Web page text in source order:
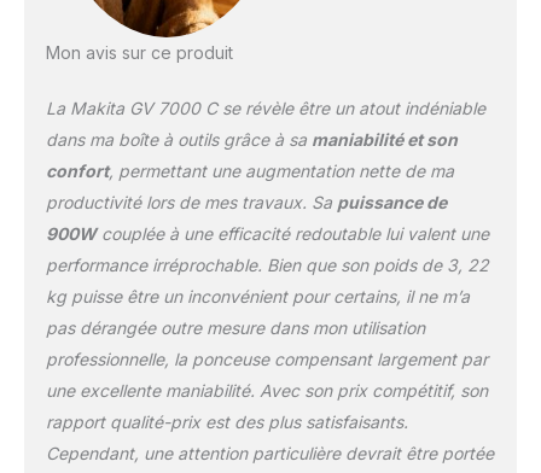
Mon avis sur ce produit
La Makita GV 7000 C se révèle être un atout indéniable
dans ma boîte à outils grâce à sa maniabilité et son
confort, permettant une augmentation nette de ma
productivité lors de mes travaux. Sa puissance de
900Wcouplée à une efficacité redoutable lui valent une
performance irréprochable. Bien que son poids de 3, 22
kg puisse être un inconvénient pour certains, il ne m’a
pas dérangée outre mesure dans mon utilisation
professionnelle, la ponceuse compensant largement par
une excellente maniabilité. Avec son prix compétitif, son
rapport qualité-prix est des plus satisfaisants.
Cependant, une attention particulière devrait être portée